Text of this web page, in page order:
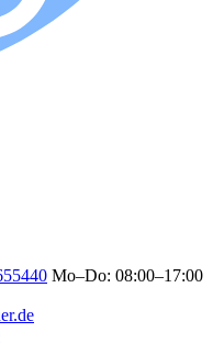
Mo–Do: 08:00–17:00